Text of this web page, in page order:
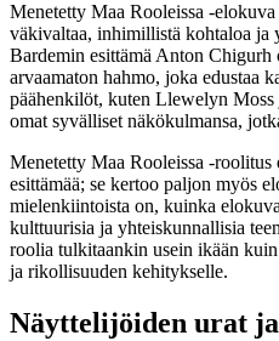
Menetetty Maa Rooleissa -
väkivaltaa, inhimillistä kohtaloa ja
Bardemin esittämä Anton
arvaamaton hahmo, joka edustaa
päähenkilöt, kuten Llewelyn
omat syvälliset näkökulmansa,
Menetetty Maa Rooleissa -
esittämää; se kertoo paljon myös
mielenkiintoista on, kuinka
kulttuurisia ja yhteiskunnallisia
roolia tulkitaankin usein ikään
ja rikollisuuden kehitykselle.
Näyttelijöiden urat